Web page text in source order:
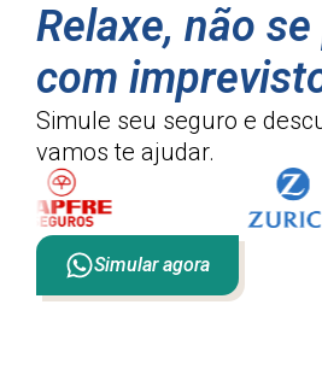
Relaxe, não
com
Simule seu seguro e
vamos te ajudar.
Simular agora